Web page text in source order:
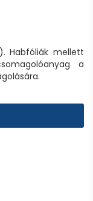
Habfóliák mellett
a